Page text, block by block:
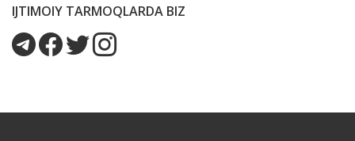
IJTIMOIY TARMOQLARDA BIZ